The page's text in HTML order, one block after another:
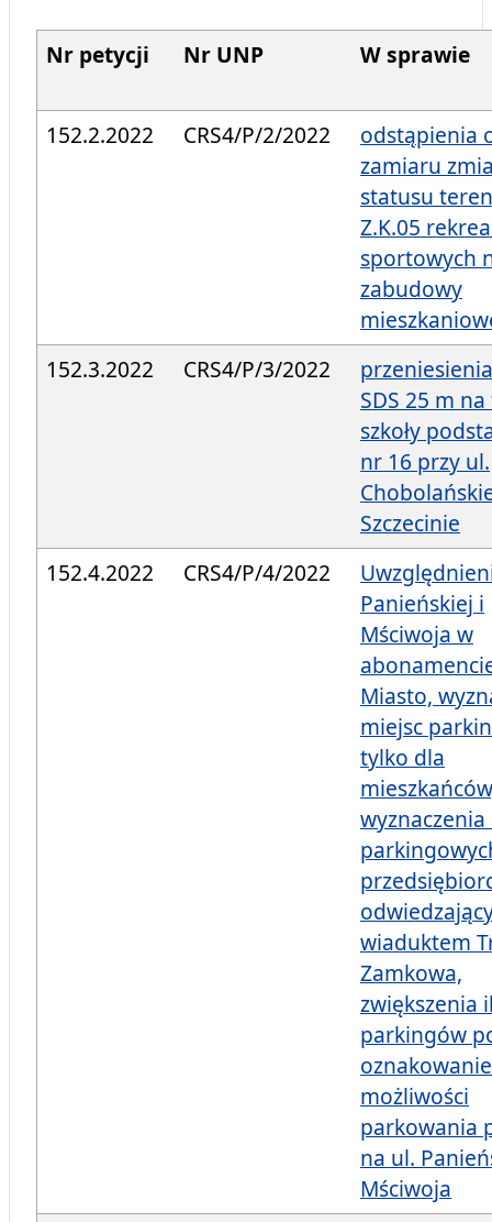
Nr petycji Nr UNP W sprawie
152.2.2022 CRS4/P/2/2022
odstąpienia
zamiaru
statusu
Z.K.05
sportowych
zabudowy
152.3.2022
CRS4/P/3/2022
SDS 25 m
szkoły
nr 16 przy ul.
Szczecinie
152.4.2022
CRS4/P/4/2022
Panieńskiej i
Mściwoja w
Miasto,
miejsc
tylko dla
wyznaczenia
wiaduktem
Zamkowa,
zwiększenia
parkingów
oznakowanie
możliwości
parkowania
na ul.
Mściwoja